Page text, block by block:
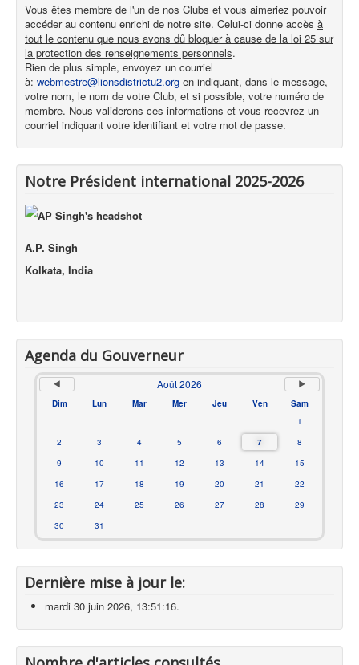
Vous êtes membre de l'un de nos Clubs et vous aimeriez pouvoir
accéder au contenu enrichi de notre site. Celui-ci donne accès à
tout le contenu que nous avons dû bloquer à cause de la loi 25 sur
la protection des renseignements personnels.
Rien de plus simple, envoyez un courriel
à: webmestre@lionsdistrictu2.org en indiquant, dans le message,
votre nom, le nom de votre Club, et si possible, votre numéro de
membre. Nous validerons ces informations et vous recevrez un
courriel indiquant votre identifiant et votre mot de passe.
Notre Président international 2025-2026
A.P. Singh
Kolkata, India
Agenda du Gouverneur
Août 2026
Dim Lun Mar Mer Jeu Ven
Sam
1
2
3 4 5 6 7
8
9
10 11 12 13 14
15
16
17 18 19 20 21
22
23
24 25 26 27 28
29
30
31
Dernière mise à jour le:
mardi 30 juin 2026, 13:51:16.